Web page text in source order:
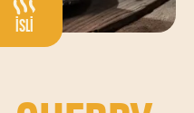
İSLI